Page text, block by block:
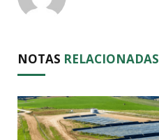
NOTAS RELACIONADAS